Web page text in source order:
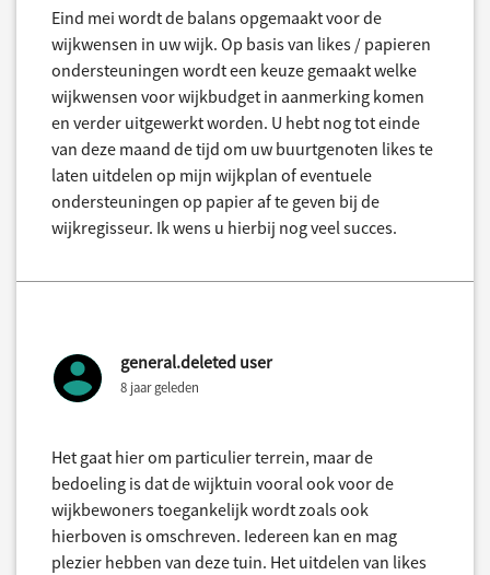
Eind mei wordt de balans opgemaakt voor de
wijkwensen in uw wijk. Op basis van likes / papieren
ondersteuningen wordt een keuze gemaakt welke
wijkwensen voor wijkbudget in aanmerking komen
en verder uitgewerkt worden. U hebt nog tot einde
van deze maand de tijd om uw buurtgenoten likes te
laten uitdelen op mijn wijkplan of eventuele
ondersteuningen op papier af te geven bij de
wijkregisseur. Ik wens u hierbij nog veel succes.
general.deleted user
8 jaar geleden
Het gaat hier om particulier terrein, maar de
bedoeling is dat de wijktuin vooral ook voor de
wijkbewoners toegankelijk wordt zoals ook
hierboven is omschreven. Iedereen kan en mag
plezier hebben van deze tuin. Het uitdelen van likes